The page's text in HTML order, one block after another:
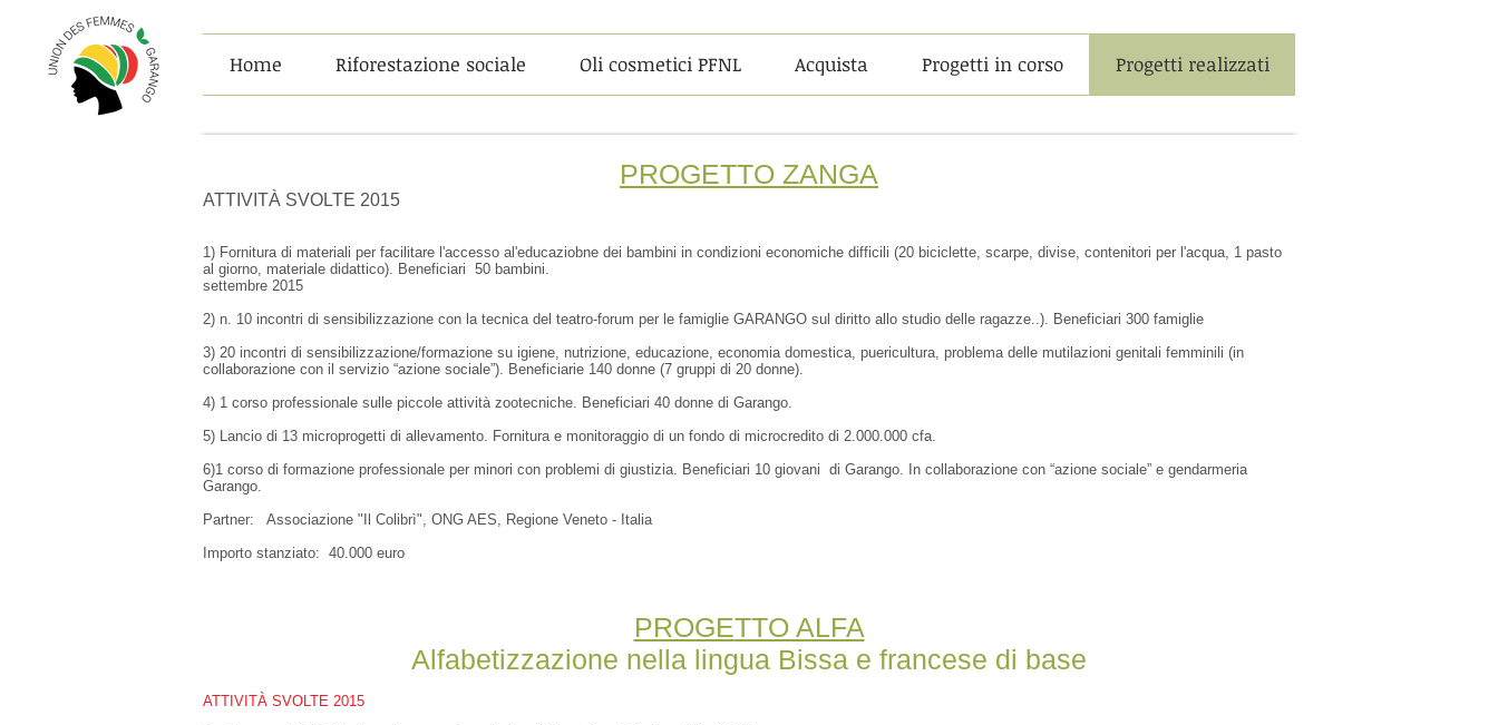
Home Riforestazione sociale Oli cosmetici PFNL Acquista Progetti in corso Progetti realizzati
PROGETTO ZANGA
ATTIVITÀ SVOLTE 2015
1) Fornitura di materiali per facilitare l'accesso al'educaziobne dei bambini in condizioni economiche difficili (20 biciclette, scarpe, divise, contenitori per l'acqua, 1 pasto
al giorno, materiale didattico). Beneficiari 50 bambini.
settembre 2015
2) n. 10 incontri di sensibilizzazione con la tecnica del teatro-forum per le famiglie GARANGO sul diritto allo studio delle ragazze..). Beneficiari 300 famiglie
3) 20 incontri di sensibilizzazione/formazione su igiene, nutrizione, educazione, economia domestica, puericultura, problema delle mutilazioni genitali femminili (in
collaborazione con il servizio “azione sociale”). Beneficiarie 140 donne (7 gruppi di 20 donne).
4) 1 corso professionale sulle piccole attività zootecniche. Beneficiari 40 donne di Garango.
5) Lancio di 13 microprogetti di allevamento. Fornitura e monitoraggio di un fondo di microcredito di 2.000.000 cfa.
6)1 corso di formazione professionale per minori con problemi di giustizia. Beneficiari 10 giovani di Garango. In collaborazione con “azione sociale” e gendarmeria
Garango.
Partner: Associazione "Il Colibrì", ONG AES, Regione Veneto - Italia
Importo stanziato: 40.000 euro
PROGETTO ALFA
Alfabetizzazione nella lingua Bissa e francese di base
ATTIVITÀ SVOLTE 2015